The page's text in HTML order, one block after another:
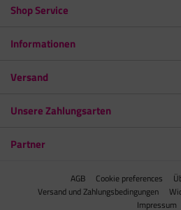
Shop Service
Informationen
Versand
Unsere Zahlungsarten
Partner
AGB Cookie preferences
Versand und Zahlungsbedingungen
Impressum